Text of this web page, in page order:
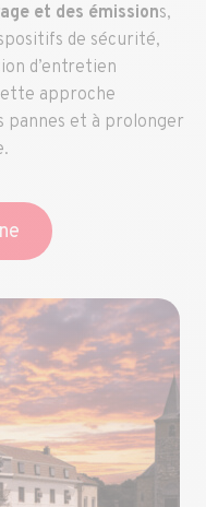
et des émissions,
de sécurité,
d’entretien
approche
et à prolonger